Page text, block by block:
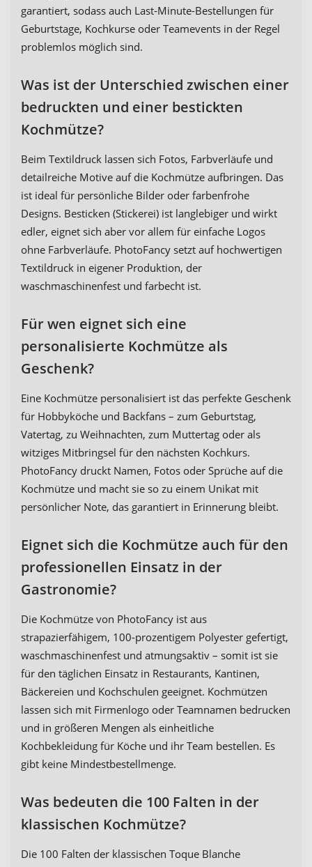
garantiert, sodass auch Last-Minute-Bestellungen für
Geburtstage, Kochkurse oder Teamevents in der Regel
problemlos möglich sind.
Was ist der Unterschied zwischen einer
bedruckten und einer bestickten
Kochmütze?
Beim Textildruck lassen sich Fotos, Farbverläufe und
detailreiche Motive auf die Kochmütze aufbringen. Das
ist ideal für persönliche Bilder oder farbenfrohe
Designs. Besticken (Stickerei) ist langlebiger und wirkt
edler, eignet sich aber vor allem für einfache Logos
ohne Farbverläufe. PhotoFancy setzt auf hochwertigen
Textildruck in eigener Produktion, der
waschmaschinenfest und farbecht ist.
Für wen eignet sich eine
personalisierte Kochmütze als
Geschenk?
Eine Kochmütze personalisiert ist das perfekte Geschenk
für Hobbyköche und Backfans – zum Geburtstag,
Vatertag, zu Weihnachten, zum Muttertag oder als
witziges Mitbringsel für den nächsten Kochkurs.
PhotoFancy druckt Namen, Fotos oder Sprüche auf die
Kochmütze und macht sie so zu einem Unikat mit
persönlicher Note, das garantiert in Erinnerung bleibt.
Eignet sich die Kochmütze auch für den
professionellen Einsatz in der
Gastronomie?
Die Kochmütze von PhotoFancy ist aus
strapazierfähigem, 100-prozentigem Polyester gefertigt,
waschmaschinenfest und atmungsaktiv – somit ist sie
für den täglichen Einsatz in Restaurants, Kantinen,
Bäckereien und Kochschulen geeignet. Kochmützen
lassen sich mit Firmenlogo oder Teamnamen bedrucken
und in größeren Mengen als einheitliche
Kochbekleidung für Köche und ihr Team bestellen. Es
gibt keine Mindestbestellmenge.
Was bedeuten die 100 Falten in der
klassischen Kochmütze?
Die 100 Falten der klassischen Toque Blanche